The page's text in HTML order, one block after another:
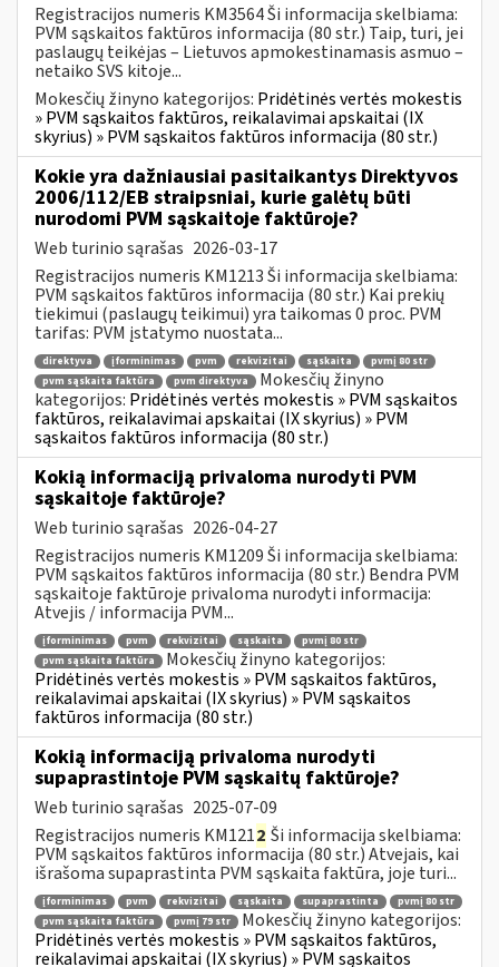
Registracijos numeris KM3564 Ši informacija skelbiama:
PVM sąskaitos faktūros informacija (80 str.) Taip, turi, jei
paslaugų teikėjas – Lietuvos apmokestinamasis asmuo –
netaiko SVS kitoje...
Mokesčių žinyno kategorijos: Pridėtinės vertės mokestis
» PVM sąskaitos faktūros, reikalavimai apskaitai (IX
skyrius) » PVM sąskaitos faktūros informacija (80 str.)
Kokie yra dažniausiai pasitaikantys Direktyvos
2006/112/EB straipsniai, kurie galėtų būti
nurodomi PVM sąskaitoje faktūroje?
Web turinio sąrašas 2026-03-17
Registracijos numeris KM1213 Ši informacija skelbiama:
PVM sąskaitos faktūros informacija (80 str.) Kai prekių
tiekimui (paslaugų teikimui) yra taikomas 0 proc. PVM
tarifas: PVM įstatymo nuostata...
direktyva įforminimas pvm rekvizitai sąskaita
pvmį 80 str
pvm sąskaita faktūra
pvm direktyva
Mokesčių žinyno
kategorijos: Pridėtinės vertės mokestis » PVM sąskaitos
faktūros, reikalavimai apskaitai (IX skyrius) » PVM
sąskaitos faktūros informacija (80 str.)
Kokią informaciją privaloma nurodyti PVM
sąskaitoje faktūroje?
Web turinio sąrašas 2026-04-27
Registracijos numeris KM1209 Ši informacija skelbiama:
PVM sąskaitos faktūros informacija (80 str.) Bendra PVM
sąskaitoje faktūroje privaloma nurodyti informacija:
Atvejis / informacija PVM...
įforminimas pvm rekvizitai sąskaita
pvmį 80 str
pvm sąskaita faktūra
Mokesčių žinyno kategorijos:
Pridėtinės vertės mokestis » PVM sąskaitos faktūros,
reikalavimai apskaitai (IX skyrius) » PVM sąskaitos
faktūros informacija (80 str.)
Kokią informaciją privaloma nurodyti
supaprastintoje PVM sąskaitų faktūroje?
Web turinio sąrašas 2025-07-09
Registracijos numeris KM1212 Ši informacija skelbiama:
PVM sąskaitos faktūros informacija (80 str.) Atvejais, kai
išrašoma supaprastinta PVM sąskaita faktūra, joje turi...
įforminimas pvm rekvizitai sąskaita supaprastinta
pvmį 80 str
pvm sąskaita faktūra
pvmį 79 str
Mokesčių žinyno kategorijos:
Pridėtinės vertės mokestis » PVM sąskaitos faktūros,
reikalavimai apskaitai (IX skyrius) » PVM sąskaitos